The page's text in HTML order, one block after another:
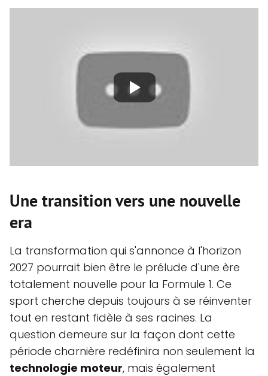
Une transition vers une nouvelle
era
La transformation qui s'annonce à l'horizon
2027 pourrait bien être le prélude d'une ère
totalement nouvelle pour la Formule 1. Ce
sport cherche depuis toujours à se réinventer
tout en restant fidèle à ses racines. La
question demeure sur la façon dont cette
période charnière redéfinira non seulement la
technologie moteur, mais également